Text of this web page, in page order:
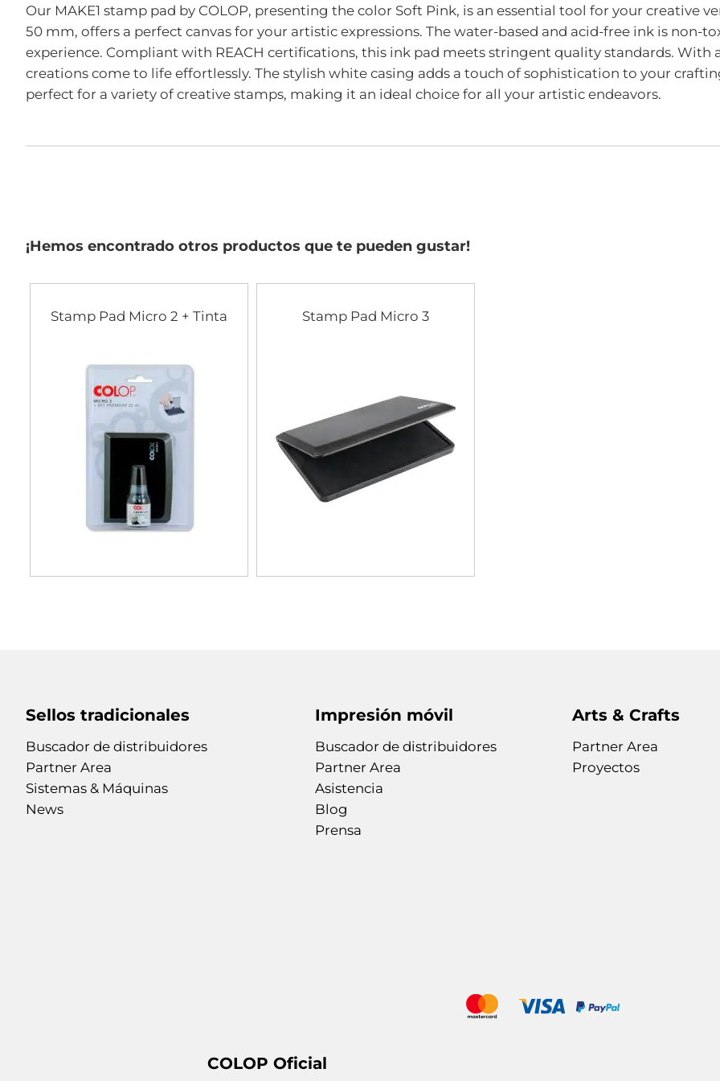
de
la
galería
imágenes
Our MAKE1 stamp pad by COLOP, presenting the color Soft Pink, is an essential tool for your creative
50 mm, offers a perfect canvas for your artistic expressions. The water-based and acid-free ink is non-
experience. Compliant with REACH certifications, this ink pad meets stringent quality standards. With
creations come to life effortlessly. The stylish white casing adds a touch of sophistication to your
perfect for a variety of creative stamps, making it an ideal choice for all your artistic endeavors.
¡Hemos encontrado otros productos que te pueden gustar!
Stamp Pad Micro 2 + Tinta Stamp Pad Micro 3
Sellos tradicionales
Buscador de distribuidores
Partner Area
Sistemas & Máquinas
News
Impresión móvil
Buscador de distribuidores
Partner Area
Asistencia
Blog
Prensa
Arts & Crafts
Partner Area
Proyectos
COLOP Oficial